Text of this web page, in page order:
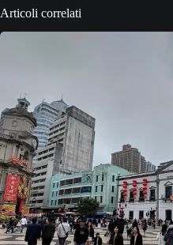
Articoli correlati